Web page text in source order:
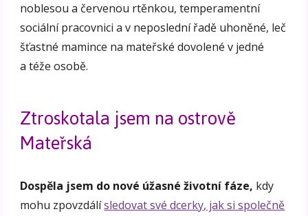
noblesou a červenou rtěnkou, temperamentní
sociální pracovnici a v neposlední řadě uhoněné, leč
šťastné mamince na mateřské dovolené v jedné
a téže osobě.
Ztroskotala jsem na ostrově
Mateřská
Dospěla jsem do nové úžasné životní fáze, kdy
mohu zpovzdálísledovat své dcerky, jak si společně